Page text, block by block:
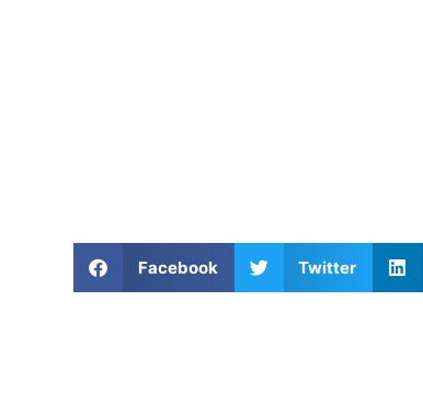
Facebook Twitter